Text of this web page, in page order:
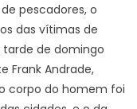
pescadores, o
das vítimas de
tarde de domingo
Frank Andrade,
corpo do homem foi